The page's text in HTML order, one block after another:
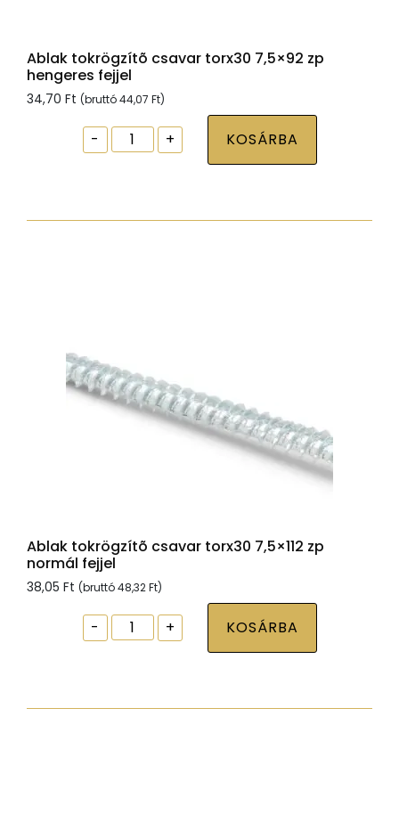
Ablak tokrögzítõ csavar torx30 7,5×92 zp
hengeres fejjel
34,70 Ft (bruttó44,07 Ft)
-
Ablak
tokrögzítõ
7,5x92
+ KOSÁRBA
Ablak tokrögzítõ csavar torx30 7,5×112 zp
normál fejjel
38,05 Ft (bruttó48,32Ft)
-
Ablak
tokrögzítõ
7,5x112
+ KOSÁRBA